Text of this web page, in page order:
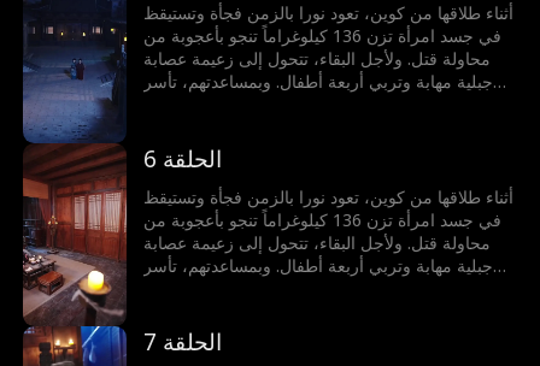
أثناء طلاقها من كوين، تعود نورا بالزمن فجأة وتستيقظ
في جسد امرأة تزن 136 كيلوغراماً تنجو بأعجوبة من
محاولة قتل. ولأجل البقاء، تتحول إلى زعيمة عصابة
جبلية مهابة وتربي أربعة أطفال. وبمساعدتهم، تأسر
الحلقة 6
أثناء طلاقها من كوين، تعود نورا بالزمن فجأة وتستيقظ
في جسد امرأة تزن 136 كيلوغراماً تنجو بأعجوبة من
محاولة قتل. ولأجل البقاء، تتحول إلى زعيمة عصابة
جبلية مهابة وتربي أربعة أطفال. وبمساعدتهم، تأسر
الحلقة 7